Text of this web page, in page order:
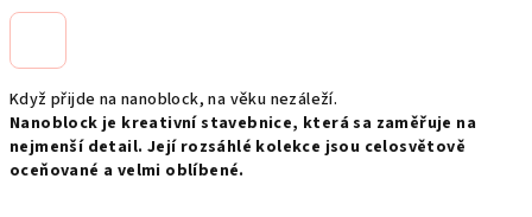
Když přijde na nanoblock, na věku nezáleží.
Nanoblock je kreativní stavebnice, která sa zaměřuje na
nejmenší detail. Její rozsáhlé kolekce jsou celosvětově
oceňované a velmi oblíbené.